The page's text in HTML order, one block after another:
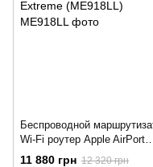
Беспроводной
Wi-Fi роутер Apple AirPort
Extreme (ME918LL)
11 880 грн 12 320 грн